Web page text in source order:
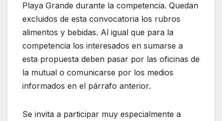
Playa Grande durante la competencia. Quedan
excluidos de esta convocatoria los rubros
alimentos y bebidas. Al igual que para la
competencia los interesados en sumarse a
esta propuesta deben pasar por las oficinas de
la mutual o comunicarse por los medios
informados en el párrafo anterior.
Se invita a participar muy especialmente a